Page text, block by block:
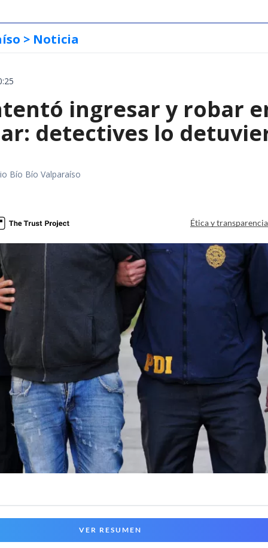
> Noticia
ingresar y robar
detectives lo
Bío Bío Valparaíso
Ética y
VER RESUMEN